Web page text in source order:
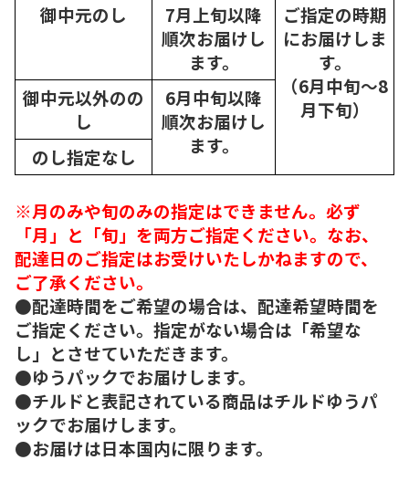
御中元のし
7月上旬以降
順次お届けし
ます。
ご指定の時期
にお届けしま
す。
（6月中旬～8
月下旬）
御中元以外のの
し
6月中旬以降
順次お届けし
ます。
のし指定なし
※月のみや旬のみの指定はできません。必ず
「月」と「旬」を両方ご指定ください。なお、
配達日のご指定はお受けいたしかねますので、
ご了承ください。
●配達時間をご希望の場合は、配達希望時間を
ご指定ください。指定がない場合は「希望な
し」とさせていただきます。
●ゆうパックでお届けします。
●チルドと表記されている商品はチルドゆうパ
ックでお届けします。
●お届けは日本国内に限ります。